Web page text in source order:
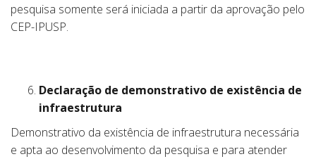
pesquisa somente será iniciada a partir da aprovação pelo
CEP-IPUSP.
Declaração de demonstrativo de existência de
infraestrutura
Demonstrativo da existência de infraestrutura necessária
e apta ao desenvolvimento da pesquisa e para atender